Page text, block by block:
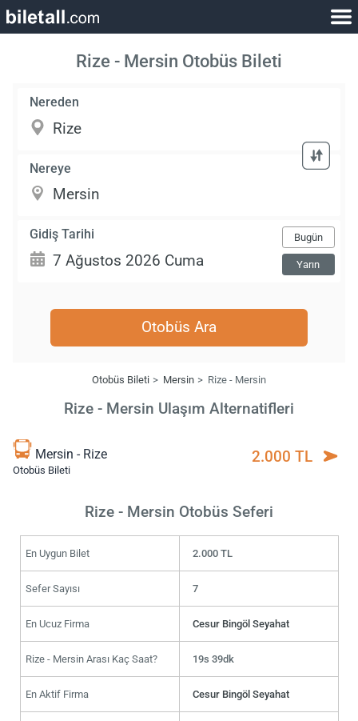
Rize - Mersin Otobüs Bileti
Nereden
Nereye
Gidiş Tarihi Bugün
Yarın
Otobüs Ara
Otobüs Bileti Mersin Rize - Mersin
Rize - Mersin Ulaşım Alternatifleri
Mersin - Rize
Otobüs Bileti
2.000 TL
Rize - Mersin Otobüs Seferi
En Uygun Bilet 2.000 TL
Sefer Sayısı 7
En Ucuz Firma Cesur Bingöl Seyahat
Rize - Mersin Arası Kaç Saat? 19s 39dk
En Aktif Firma Cesur Bingöl Seyahat